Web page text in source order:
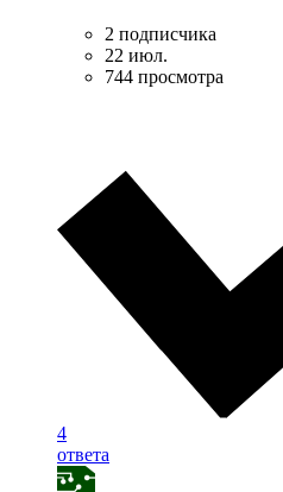
2 подписчика
22 июл.
744 просмотра
4
ответа